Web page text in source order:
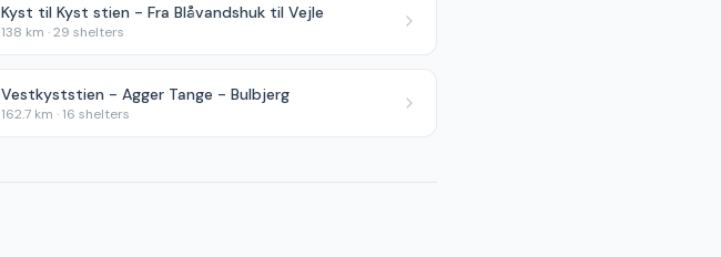
Kyst til Kyst stien - Fra Blåvandshuk til Vejle
138 km ·29 shelters
Vestkyststien - Agger Tange - Bulbjerg
162.7 km · 16 shelters